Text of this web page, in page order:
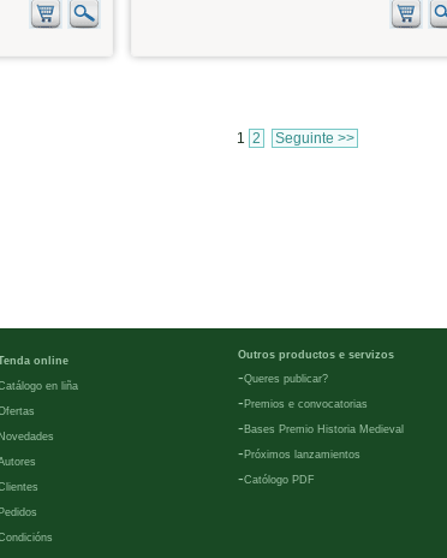
1 2 Seguinte >>
online
en liña
Novedades
Pedidos
Outros productos e servizos
-Queres publicar?
- Premios e convocatorias
- Bases Premio Historia Medieval
- Próximos lanzamientos
-Católogo PDF